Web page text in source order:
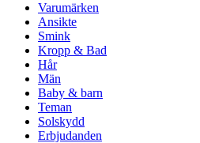
Varumärken
Ansikte
Smink
Kropp & Bad
Hår
Män
Baby & barn
Teman
Solskydd
Erbjudanden